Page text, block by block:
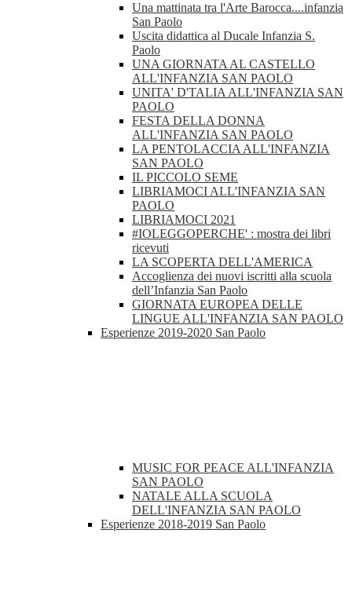
Una mattinata tra l'Arte Barocca....infanzia
San Paolo
Uscita didattica al Ducale Infanzia S.
Paolo
UNA GIORNATA AL CASTELLO
ALL'INFANZIA SAN PAOLO
UNITA' D'TALIA ALL'INFANZIA SAN
PAOLO
FESTA DELLA DONNA
ALL'INFANZIA SAN PAOLO
LA PENTOLACCIA ALL'INFANZIA
SAN PAOLO
IL PICCOLO SEME
LIBRIAMOCI ALL'INFANZIA SAN
PAOLO
LIBRIAMOCI 2021
#IOLEGGOPERCHE' : mostra dei libri
ricevuti
LA SCOPERTA DELL'AMERICA
Accoglienza dei nuovi iscritti alla scuola
dell’Infanzia San Paolo
GIORNATA EUROPEA DELLE
LINGUE ALL'INFANZIA SAN PAOLO
Esperienze 2019-2020 San Paolo
MUSIC FOR PEACE ALL'INFANZIA
SAN PAOLO
NATALE ALLA SCUOLA
DELL'INFANZIA SAN PAOLO
Esperienze 2018-2019 San Paolo